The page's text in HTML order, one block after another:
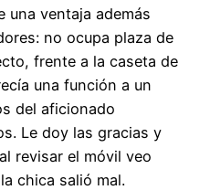
una ventaja además
no ocupa plaza de
frente a la caseta de
una función a un
del aficionado
Le doy las gracias y
revisar el móvil veo
chica salió mal.